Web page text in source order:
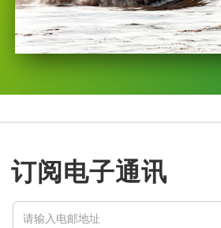
订阅电子通讯